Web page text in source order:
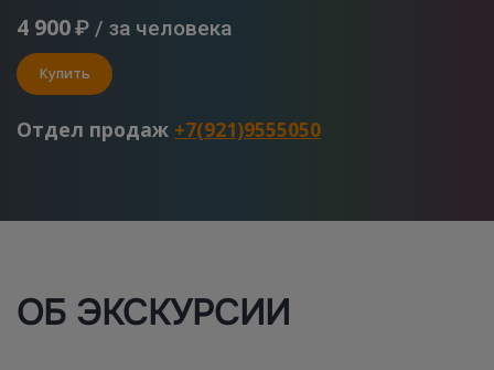
Купить
4 900₽ / за человека
Отдел продаж +7(921)9555050
ОБ ЭКСКУРСИИ